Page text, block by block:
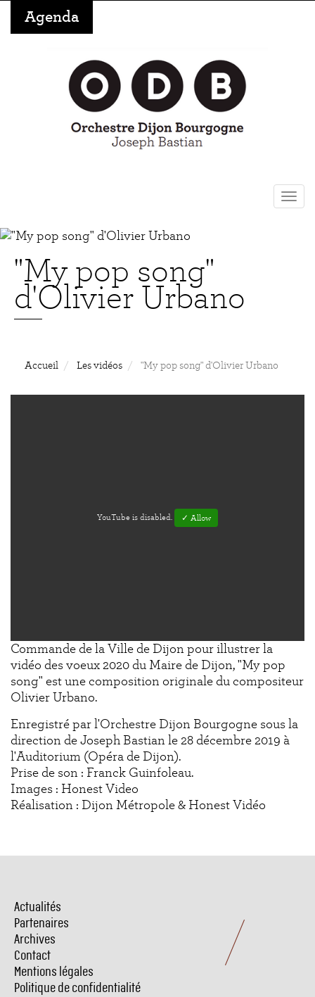
Agenda
"My pop song"
d'Olivier Urbano
Accueil Les vidéos "My pop song" d'Olivier Urbano
YouTube is disabled. ✓ Allow
Commande de la Ville de Dijon pour illustrer la
vidéo des voeux 2020 du Maire de Dijon, "My pop
song" est une composition originale du compositeur
Olivier Urbano.
Enregistré par l'Orchestre Dijon Bourgogne sous la
direction de Joseph Bastian le 28 décembre 2019 à
l'Auditorium (Opéra de Dijon).
Prise de son : Franck Guinfoleau.
Images : Honest Video
Réalisation : Dijon Métropole & Honest Vidéo
Menu
Pied
de
page
Actualités
Partenaires
Archives
Contact
Mentions légales
Politique de confidentialité